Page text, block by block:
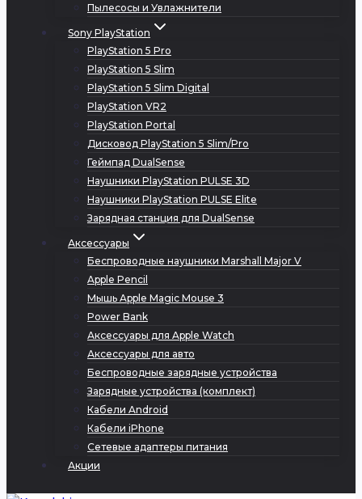
Пылесосы и Увлажнители
Sony PlayStation
PlayStation 5 Pro
PlayStation 5 Slim
PlayStation 5 Slim Digital
PlayStation VR2
PlayStation Portal
Дисковод PlayStation 5 Slim/Pro
Геймпад DualSense
Наушники PlayStation PULSE 3D
Наушники PlayStation PULSE Elite
Зарядная станция для DualSense
Аксессуары
Беспроводные наушники Marshall Major V
Apple Pencil
Мышь Apple Magic Mouse 3
Power Bank
Аксессуары для Apple Watch
Аксессуары для авто
Беспроводные зарядные устройства
Зарядные устройства (комплект)
Кабели Android
Кабели iPhone
Сетевые адаптеры питания
Акции